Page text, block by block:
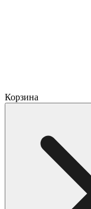
Корзина